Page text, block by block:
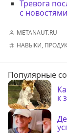
Тревога
с
METANAUT.RU
НАВЫКИ,
Популярные
к